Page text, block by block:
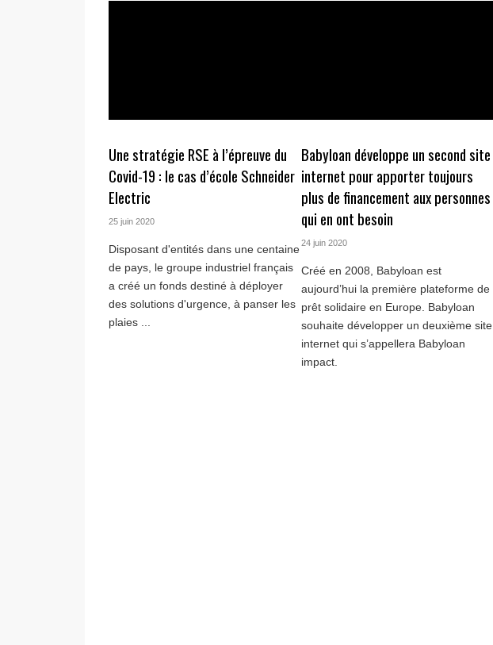
Une stratégie RSE à l’épreuve du
Covid-19 : le cas d’école Schneider
Electric
25 juin 2020
Disposant d'entités dans une centaine
de pays, le groupe industriel français
a créé un fonds destiné à déployer
des solutions d'urgence, à panser les
plaies ...
Babyloan développe un second site
internet pour apporter toujours
plus de financement aux personnes
qui en ont besoin
24 juin 2020
Créé en 2008, Babyloan est
aujourd’hui la première plateforme de
prêt solidaire en Europe. Babyloan
souhaite développer un deuxième site
internet qui s’appellera Babyloan
impact.